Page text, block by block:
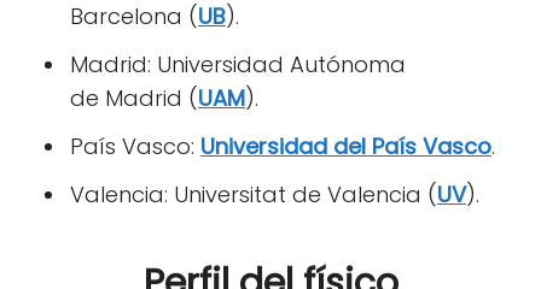
Barcelona (UB).
Madrid: Universidad Autónoma
de Madrid (UAM).
País Vasco: Universidad del País Vasco.
Valencia: Universitat de Valencia (UV).